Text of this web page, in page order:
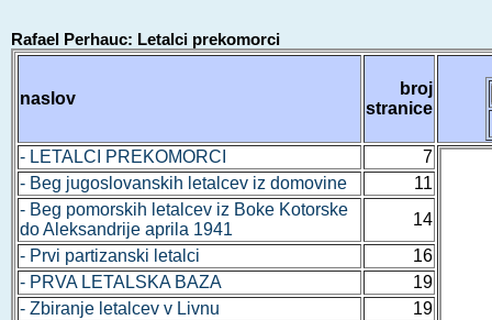
Rafael Perhauc: Letalci prekomorci
naslov
broj
stranice
- LETALCI PREKOMORCI
7
- Beg jugoslovanskih letalcev iz domovine
11
- Beg pomorskih letalcev iz Boke Kotorske
do Aleksandrije aprila 1941
14
- Prvi partizanski letalci
16
- PRVA LETALSKA BAZA
19
- Zbiranje letalcev v Livnu
19